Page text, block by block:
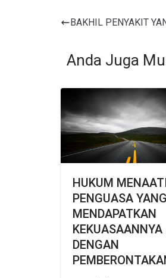
BAKHIL PENYAKIT
Anda Juga
HUKUM
PENGUASA YANG
MENDAPATKAN
KEKUASAANNYA
DENGAN